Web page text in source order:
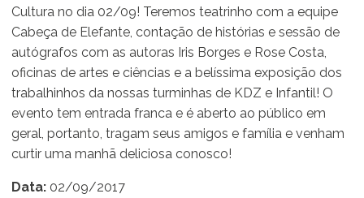
Cultura no dia 02/09! Teremos teatrinho com a equipe
Cabeça de Elefante, contação de histórias e sessão de
autógrafos com as autoras Iris Borges e Rose Costa,
oficinas de artes e ciências e a belíssima exposição dos
trabalhinhos da nossas turminhas de KDZ e Infantil! O
evento tem entrada franca e é aberto ao público em
geral, portanto, tragam seus amigos e família e venham
curtir uma manhã deliciosa conosco!
Data: 02/09/2017